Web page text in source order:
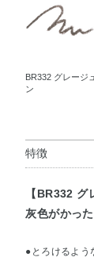
BR332 グレージ
ン
特徴
【BR332 グ
灰色がかっ
●とろけるよう